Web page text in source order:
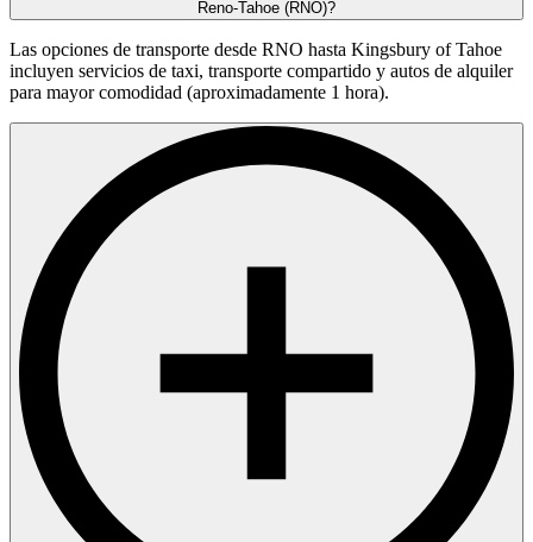
Reno-Tahoe (RNO)?
Las opciones de transporte desde RNO hasta Kingsbury of Tahoe
incluyen servicios de taxi, transporte compartido y autos de alquiler
para mayor comodidad (aproximadamente 1 hora).